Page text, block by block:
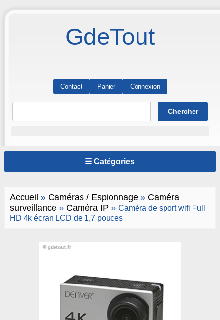
GdeTout
Contact Panier Connexion
☰ Catégories
Accueil » Caméras / Espionnage» Caméra
surveillance» Caméra IP » Caméra de sport wifi Full
HD 4k écran LCD de 1,7 pouces